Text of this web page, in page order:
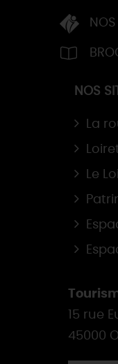
NOS
La
Le
15 rue
45000